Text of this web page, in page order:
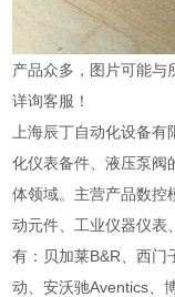
产品众多，图片可能与
详询客服！
上海辰丁自动化设备
化仪表备件、液压泵阀
体领域。主营产品数控
动元件、工业仪器仪表
有：贝加莱B&R、西门
动、安沃驰Aventics、